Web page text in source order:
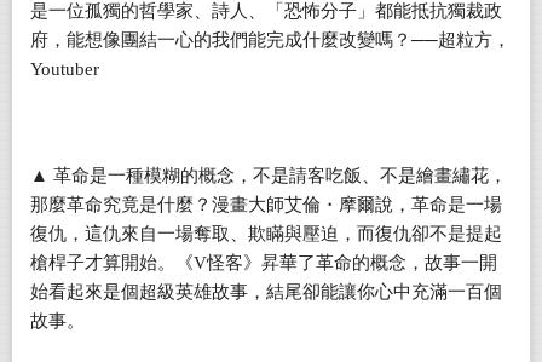
是一位孤獨的哲學家、詩人、「恐怖分子」都能抵抗獨裁政
府，能想像團結一心的我們能完成什麼改變嗎？ ──超粒方，
Youtuber
▲ 革命是一種模糊的概念，不是請客吃飯、不是繪畫繡花，
那麼革命究竟是什麼？漫畫大師艾倫・摩爾說，革命是一場
復仇，這仇來自一場奪取、欺瞞與壓迫，而復仇卻不是提起
槍桿子才算開始。《V怪客》昇華了革命的概念，故事一開
始看起來是個超級英雄故事，結尾卻能讓你心中充滿一百個
故事。